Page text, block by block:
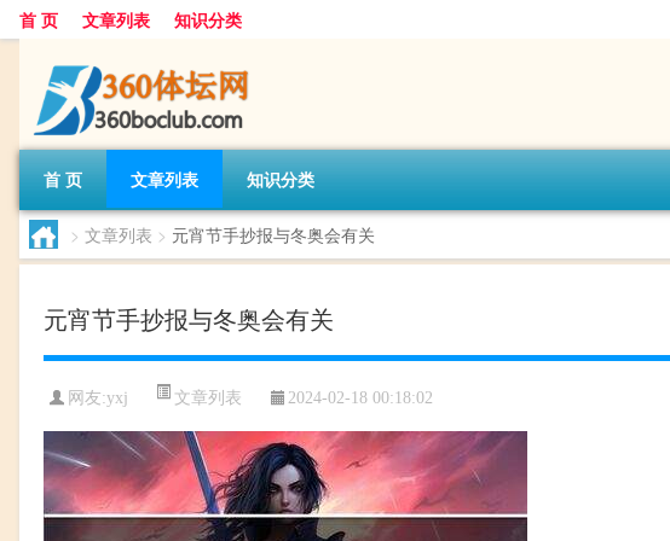
首 页 文章列表 知识分类
首 页 文章列表 知识分类
> 文章列表 > 元宵节手抄报与冬奥会有关
元宵节手抄报与冬奥会有关
网友:yxj 文章列表 2024-02-18 00:18:02